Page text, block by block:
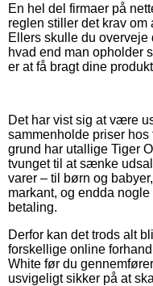
En hel del firmaer på
reglen stiller det krav om
Ellers skulle du overveje
hvad end man opholder
er at få bragt dine
Det har vist sig at være
sammenholde priser
grund har utallige Tiger
tvunget til at sænke
varer – til børn og
markant, og endda
betaling.
Derfor kan det trods alt
forskellige online
White før du
usvigeligt sikker på at